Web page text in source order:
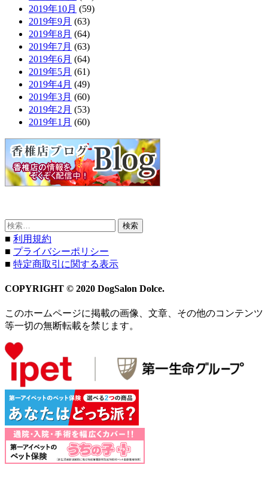
2019年10月 (59)
2019年9月 (63)
2019年8月 (64)
2019年7月 (63)
2019年6月 (64)
2019年5月 (61)
2019年4月 (49)
2019年3月 (60)
2019年2月 (53)
2019年1月 (60)
検
索:
■ 利用規約
■ プライバシーポリシー
■ 特定商取引に関する表示
COPYRIGHT © 2020 DogSalon Dolce.
このホームページに掲載の画像、文章、その他のコンテンツ
等一切の無断転載を禁じます。